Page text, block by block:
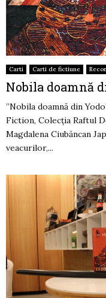
Carti Carti de fictiune
Nobila doamnă
”Nobila doamnă din
Fiction, Colecția Raftul
Magdalena Ciubăncan
veacurilor,...